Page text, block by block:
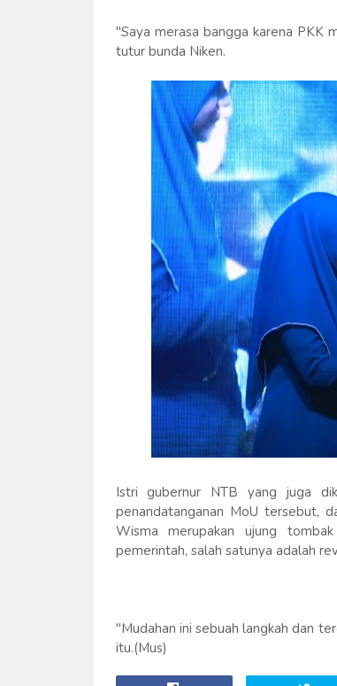
"Saya merasa bangga karena PKK
tutur bunda Niken.
Istri gubernur NTB yang juga
penandatanganan MoU tersebut,
Wisma merupakan ujung
pemerintah, salah satunya adalah
"Mudahan ini sebuah langkah dan
itu.(Mus)